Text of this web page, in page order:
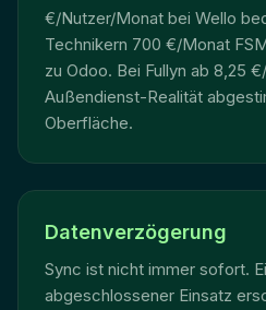
€/Nutzer/Monat bei Wello
Technikern 700 €/Monat
zu Odoo. Bei Fullyn ab 8,25
Außendienst-Realität
Oberfläche.
Datenverzögerung
Sync ist nicht immer sofort.
abgeschlossener Einsatz